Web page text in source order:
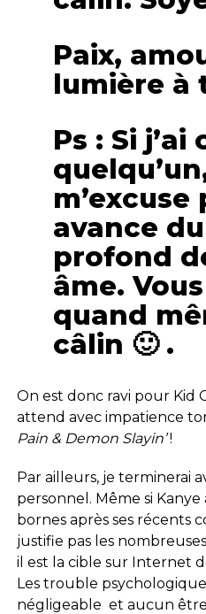
Paix,
lumière à
Ps : Si j’ai
m’excuse
avance
profond
âme.
quand
câlin 🙂 .
On est donc ravi pour Kid
attend avec impatience
Pain & Demon Slayin’!
Par ailleurs, je terminerai
personnel. Même si
bornes après ses récents
justifie pas les
il est la cible sur Internet
Les trouble
négligeable et aucun